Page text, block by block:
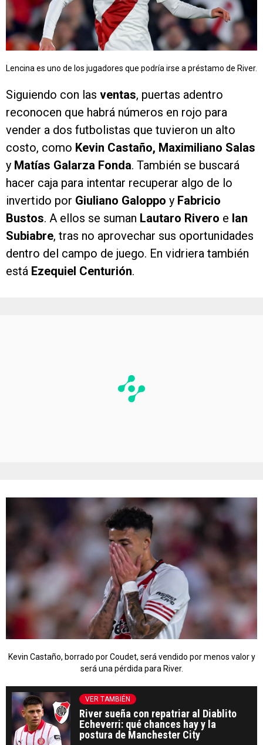
Lencina es uno de los jugadores que podría irse a préstamo de River.
Siguiendo con las ventas, puertas adentro
reconocen que habrá números en rojo para
vender a dos futbolistas que tuvieron un alto
costo, como Kevin Castaño, Maximiliano Salas
y Matías Galarza Fonda. También se buscará
hacer caja para intentar recuperar algo de lo
invertido por Giuliano Galoppo y Fabricio
Bustos. A ellos se suman Lautaro Rivero e Ian
Subiabre, tras no aprovechar sus oportunidades
dentro del campo de juego. En vidriera también
está Ezequiel Centurión.
Kevin Castaño, borrado por Coudet, será vendido por menos valor y
será una pérdida para River.
VER TAMBIÉN
River sueña con repatriar al Diablito
Echeverri: qué chances hay y la
postura de Manchester City